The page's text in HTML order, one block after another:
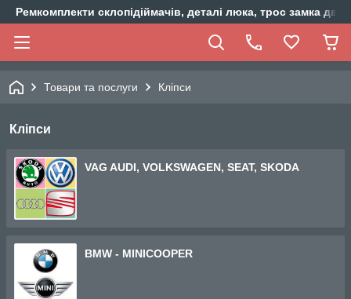
Ремкомплекти склопідіймачів, деталі люка, трос замка
Товари та послуги Кліпси
Кліпси
VAG AUDI, VOLKSWAGEN, SEAT, SKODA
BMW - MINICOOPER